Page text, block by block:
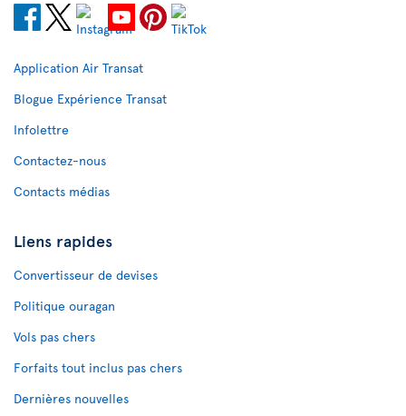
Application Air Transat
Blogue Expérience Transat
Infolettre
Contactez-nous
Contacts médias
Liens rapides
Convertisseur de devises
Politique ouragan
Vols pas chers
Forfaits tout inclus pas chers
Dernières nouvelles